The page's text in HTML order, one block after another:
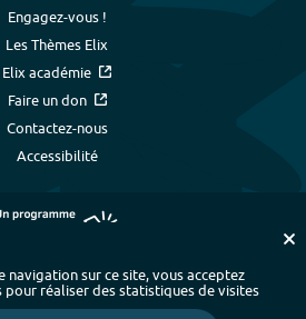
Engagez-vous !
Les Thèmes Elix
Elix académie
Faire un don
Contactez-nous
Accessibilité
- Index alphabétique -
navigation sur ce site, vous acceptez
pour réaliser des statistiques de visites